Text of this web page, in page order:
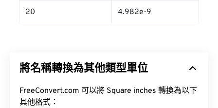
20 4.982e-9
將名稱轉換為其他類型單位
FreeConvert.com 可以將 Square inches 轉換為以下
其他格式：